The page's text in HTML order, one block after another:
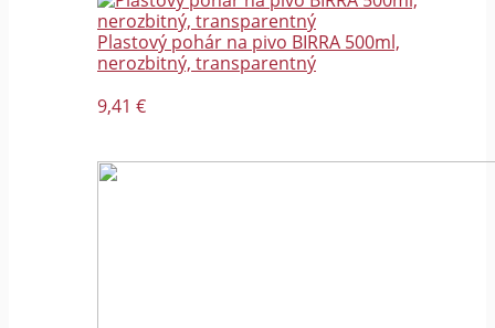
Plastový pohár na pivo BIRRA 500ml,
nerozbitný, transparentný
9,41 €